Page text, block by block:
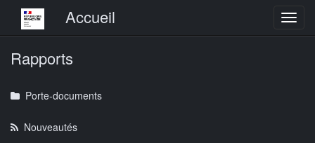
Menu principalAccueil
Rapports
Porte-documents
Nouveautés